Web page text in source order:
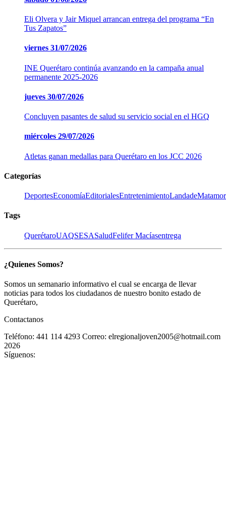
Eli Olvera y Jair Miquel arrancan entrega del programa “En
Tus Zapatos”
viernes 31/07/2026
INE Querétaro continúa avanzando en la campaña anual
permanente 2025-2026
jueves 30/07/2026
Concluyen pasantes de salud su servicio social en el HGQ
miércoles 29/07/2026
Atletas ganan medallas para Querétaro en los JCC 2026
Categorías
DeportesEconomíaEditorialesEntretenimiento
Tags
QuerétaroUAQSESASaludFelifer Macíasentrega
¿Quienes Somos?
Somos un semanario informativo el cual se encarga de llevar
noticias para todos los ciudadanos de nuestro bonito estado de
Querétaro,
Contactanos
Teléfono: 441 114 4293 Correo: elregionaljoven2005@hotmail.com
2026
Síguenos: